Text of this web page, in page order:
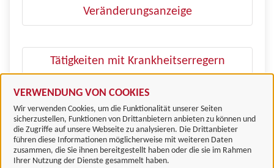
VERWENDUNG VON COOKIES
Wir verwenden Cookies, um die Funktionalität unserer Seiten
sicherzustellen, Funktionen von Drittanbietern anbieten zu können und
die Zugriffe auf unsere Webseite zu analysieren. Die Drittanbieter
führen diese Informationen möglicherweise mit weiteren Daten
zusammen, die Sie ihnen bereitgestellt haben oder die sie im Rahmen
Ihrer Nutzung der Dienste gesammelt haben.
Veränderungsanzeige
Tätigkeiten mit Krankheitserregern
Landkreis Göttingen